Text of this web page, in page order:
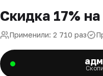
Скидка 17%
Применили: 2 710 раз